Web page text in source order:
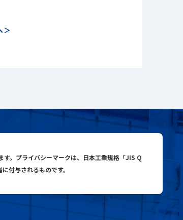
。プライバシーマークは、日本工業規格「JIS Q
付与されるものです。